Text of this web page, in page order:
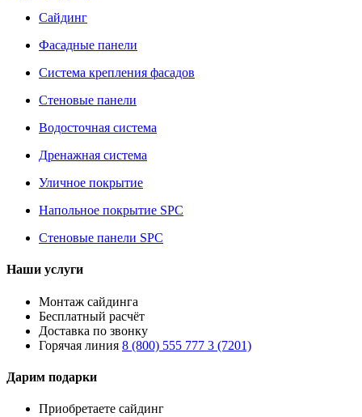
Сайдинг
Фасадные панели
Система крепления фасадов
Стеновые панели
Водосточная система
Дренажная система
Уличное покрытие
Напольное покрытие SPC
Стеновые панели SPC
Наши услуги
Монтаж сайдинга
Бесплатный расчёт
Доставка по звонку
Горячая линия 8 (800) 555 777 3 (7201)
Дарим подарки
Приобретаете сайдинг